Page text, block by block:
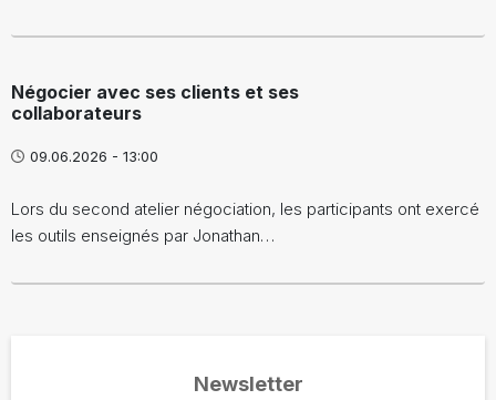
Négocier avec ses clients et ses
collaborateurs
09.06.2026 - 13:00
Lors du second atelier négociation, les participants ont exercé
les outils enseignés par Jonathan…
Newsletter